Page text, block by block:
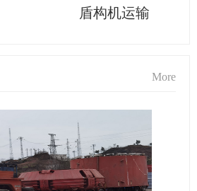
盾构机运输
More